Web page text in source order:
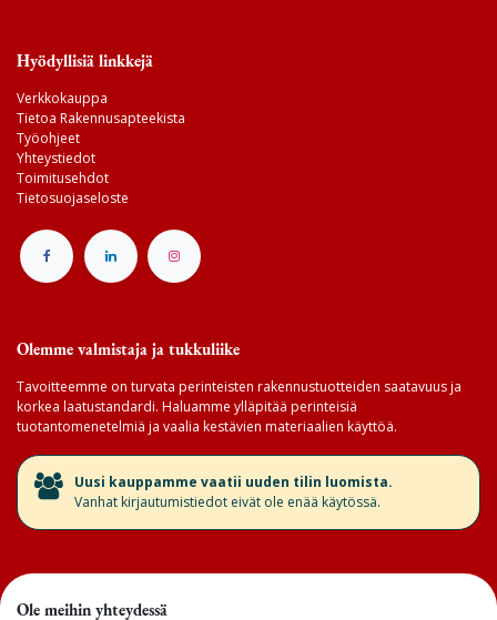
Hyödyllisiä linkkejä
Verkkokauppa
Tietoa Rakennusapteekista
Työohjeet
Yhteystiedot
Toimitusehdot
Tietosuojaseloste
Olemme valmistaja ja tukkuliike
Tavoitteemme on turvata perinteisten rakennustuotteiden saatavuus ja
korkea laatustandardi. Haluamme ylläpitää perinteisiä
tuotantomenetelmiä ja vaalia kestävien materiaalien käyttöä.
​Uusi kauppamme vaatii uuden tilin luomista.
Vanhat kirjautumistiedot eivät ole enää käytössä.
Ole meihin yhteydessä